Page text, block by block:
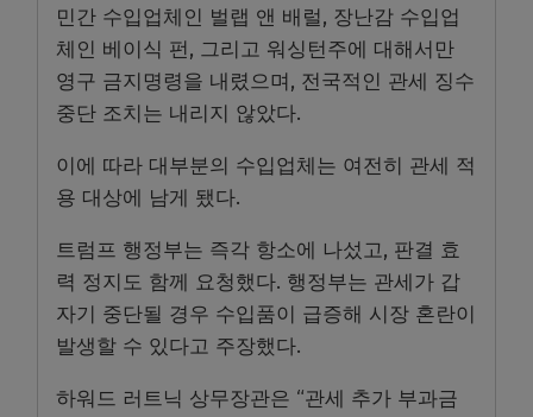
민간 수입업체인 벌랩 앤 배럴, 장난감 수입업
체인 베이식 펀, 그리고 워싱턴주에 대해서만
영구 금지명령을 내렸으며, 전국적인 관세 징수
중단 조치는 내리지 않았다.
이에 따라 대부분의 수입업체는 여전히 관세 적
용 대상에 남게 됐다.
트럼프 행정부는 즉각 항소에 나섰고, 판결 효
력 정지도 함께 요청했다. 행정부는 관세가 갑
자기 중단될 경우 수입품이 급증해 시장 혼란이
발생할 수 있다고 주장했다.
하워드 러트닉 상무장관은 “관세 추가 부과금